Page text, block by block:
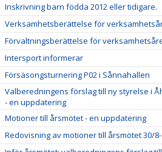
Inskrivning barn födda 2012 eller tidigare.
Verksamhetsberättelse för
Förvaltningsberättelse för
Intersport informerar
Försäsongsturnering P02 i Sånnahallen
Valberedningens förslag till ny styrelse i
- en uppdatering
Motioner till årsmötet - en uppdatering
Redovisning av motioner till årsmötet 30/